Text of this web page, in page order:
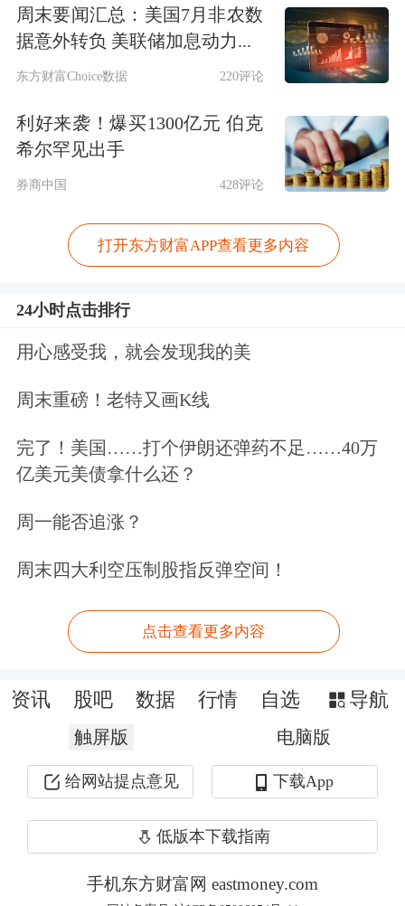
霍尔木兹海峡，无需缴纳通行费，同时
下令立即解除美国海军对伊朗港口的海
当地时间今天（6月15日）凌晨，伊朗
最高国家安全委员会秘书处发布关于伊
朗与美国结束战争协议的紧急声明。
会的决议，于6月14日晚最终确定了关
于结束战争谈判（伊斯兰堡谈判）的谅
解备忘录文本。该谅解备忘录将于6月
括黎巴嫩在内的所有战线的战争和军事
的谈判将在对方根据谅解备忘录履行承
诺之后开始。
府的努力。
周末要闻汇总：美国7月非农数
据意外转负 美联储加息动力...
东方财富Choice数据 220评论
利好来袭！爆买1300亿元 伯克
希尔罕见出手
券商中国 428评论
打开东方财富APP查看更多内容
24小时点击排行
用心感受我，就会发现我的美
周末重磅！老特又画K线
完了！美国……打个伊朗还弹药不足……40万
亿美元美债拿什么还？
周一能否追涨？
周末四大利空压制股指反弹空间！
点击查看更多内容
资讯 股吧 数据 行情 自选 导航
触屏版 电脑版
给网站提点意见 下载App
低版本下载指南
手机东方财富网 eastmoney.com